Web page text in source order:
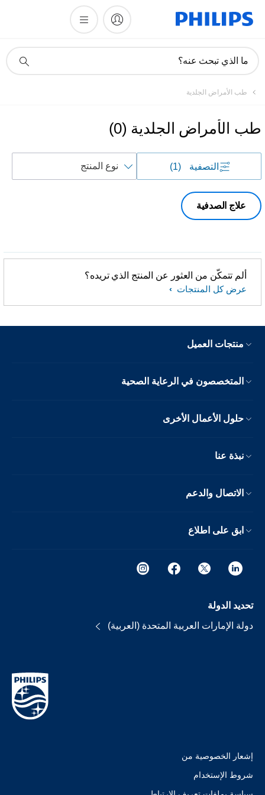
دعم
ما الذي تبحث عنه؟
طب الأمراض الجلدية
طب الأمراض الجلدية (
0
)
التصفية (1)
حسب
علاج الصدفية
ألم تتمكّن من العثور عن المنتج الذي تريده؟
عرض كل المنتجات
منتجات العميل
المتخصصون في الرعاية الصحية
حلول الأعمال الأخرى
نبذة عنا
الاتصال والدعم
ابق على اطلاع
تحديد الدولة
دولة الإمارات العربية المتحدة (العربية)
إشعار الخصوصية من
شروط الإستخدام